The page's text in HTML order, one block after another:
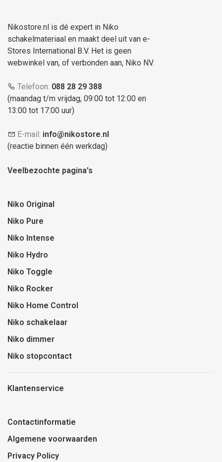
Nikostore.nl is dé expert in Niko
schakelmateriaal en maakt deel uit van e-
Stores International B.V. Het is geen
webwinkel van, of verbonden aan, Niko NV.
Telefoon: 088 28 29 388
(maandag t/m vrijdag, 09:00 tot 12:00 en
13:00 tot 17:00 uur)
E-mail: info@nikostore.nl
(reactie binnen één werkdag)
Veelbezochte pagina's
Niko Original
Niko Pure
Niko Intense
Niko Hydro
Niko Toggle
Niko Rocker
Niko Home Control
Niko schakelaar
Niko dimmer
Niko stopcontact
Klantenservice
Contactinformatie
Algemene voorwaarden
Privacy Policy